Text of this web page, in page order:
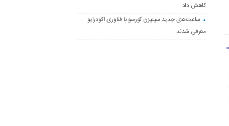
کاهش داد
ساعت‌های جدید سیتیزن کورسو با فناوری اکودرایو
معرفی شدند